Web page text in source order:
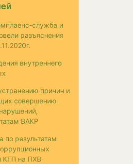
служба и
разъяснения
внутреннего
причин и
совершению
ВАКР
по результатам
КГП на ПХВ